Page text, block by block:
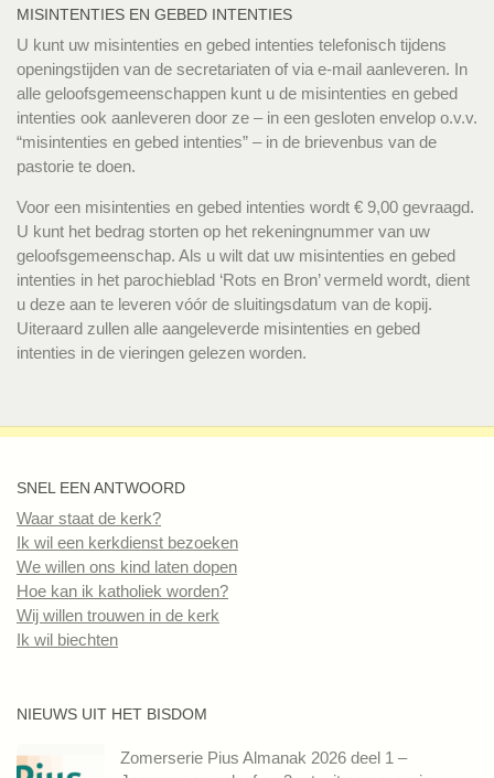
MISINTENTIES EN GEBED INTENTIES
U kunt uw misintenties en gebed intenties telefonisch tijdens
openingstijden van de secretariaten of via e-mail aanleveren. In
alle geloofsgemeenschappen kunt u de misintenties en gebed
intenties ook aanleveren door ze – in een gesloten envelop o.v.v.
“misintenties en gebed intenties” – in de brievenbus van de
pastorie te doen.
Voor een misintenties en gebed intenties wordt € 9,00 gevraagd.
U kunt het bedrag storten op het rekeningnummer van uw
geloofsgemeenschap. Als u wilt dat uw misintenties en gebed
intenties in het parochieblad ‘Rots en Bron’ vermeld wordt, dient
u deze aan te leveren vóór de sluitingsdatum van de kopij.
Uiteraard zullen alle aangeleverde misintenties en gebed
intenties in de vieringen gelezen worden.
SNEL EEN ANTWOORD
Waar staat de kerk?
Ik wil een kerkdienst bezoeken
We willen ons kind laten dopen
Hoe kan ik katholiek worden?
Wij willen trouwen in de kerk
Ik wil biechten
NIEUWS UIT HET BISDOM
Zomerserie Pius Almanak 2026 deel 1 –